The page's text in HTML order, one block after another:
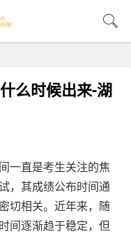
么时候出来-湖
一直是考生关注的焦
，其成绩公布时间通
切相关。近年来，随
间逐渐趋于稳定，但